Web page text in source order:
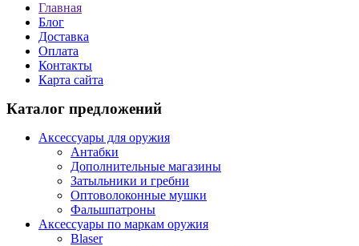
Главная
Блог
Доставка
Оплата
Контакты
Карта сайта
Каталог предложений
Аксессуары для оружия
Антабки
Дополнительные магазины
Затыльники и гребни
Оптоволоконные мушки
Фальшпатроны
Аксессуары по маркам оружия
Blaser